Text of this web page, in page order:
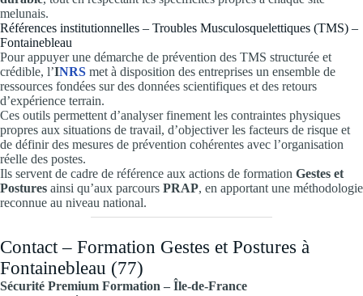
melunais.
Références institutionnelles – Troubles Musculosquelettiques (TMS) –
Fontainebleau
Pour appuyer une démarche de prévention des TMS structurée et
crédible, l’INRS met à disposition des entreprises un ensemble de
ressources fondées sur des données scientifiques et des retours
d’expérience terrain.
Ces outils permettent d’analyser finement les contraintes physiques
propres aux situations de travail, d’objectiver les facteurs de risque et
de définir des mesures de prévention cohérentes avec l’organisation
réelle des postes.
Ils servent de cadre de référence aux actions de formation Gestes et
Postures ainsi qu’aux parcours PRAP, en apportant une méthodologie
reconnue au niveau national.
Contact – Formation Gestes et Postures à
Fontainebleau (77)
Sécurité Premium Formation – Île-de-France